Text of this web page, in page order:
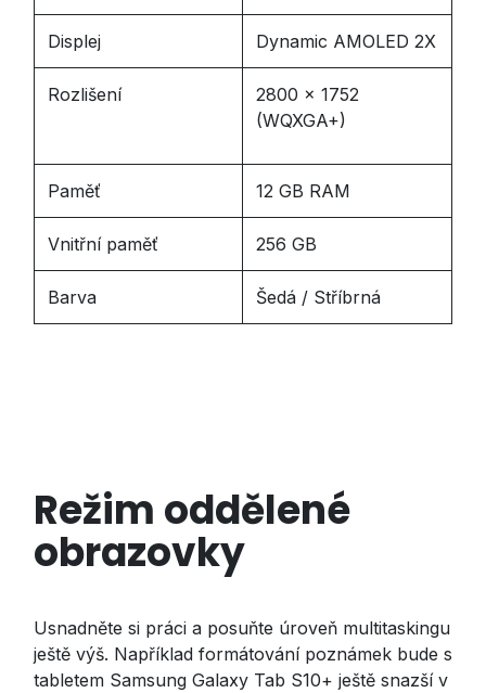
Displej Dynamic AMOLED 2X
Rozlišení
2800 x 1752
(WQXGA+)
Paměť 12 GB RAM
Vnitřní paměť 256 GB
Barva Šedá / Stříbrná
Režim oddělené
obrazovky
Usnadněte si práci a posuňte úroveň multitaskingu
ještě výš. Například formátování poznámek bude s
tabletem Samsung Galaxy Tab S10+ ještě snazší v